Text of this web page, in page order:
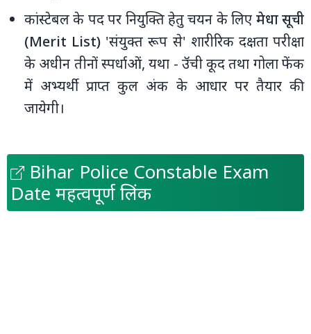
कांस्टेबल के पद पर नियुक्ति हेतु चयन के लिए मेधा सूची
(Merit List) 'संयुक्‍त रूप से' शारीरिक दक्षता परीक्षा
के अधीन तीनों स्‍पर्धाओं, यथा - उॅची कूद तथा गोला फेंक
में अभ्‍यर्थी प्राप्‍त कुल अंक के आधार पर तैयार की
जायेगी।
Bihar Police Constable Exam
Date महत्वपूर्ण लिंक